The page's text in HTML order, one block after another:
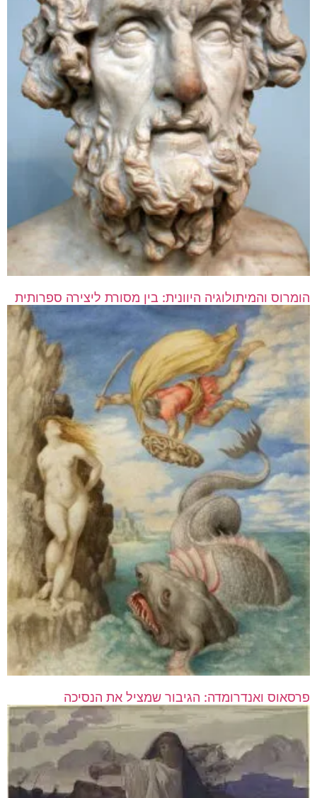
הומרוס והמיתולוגיה היוונית: בין מסורת ליצירה ספרותית
פרסאוס ואנדרומדה: הגיבור שמציל את הנסיכה